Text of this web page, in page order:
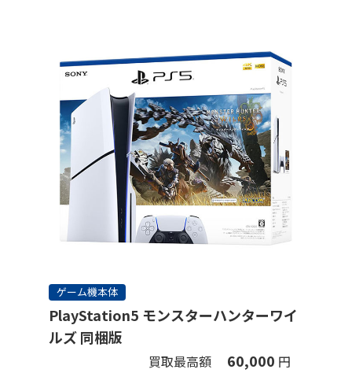
ゲーム機本体
PlayStation5 モンスターハンターワイ
ルズ 同梱版
買取最高額 60,000 円